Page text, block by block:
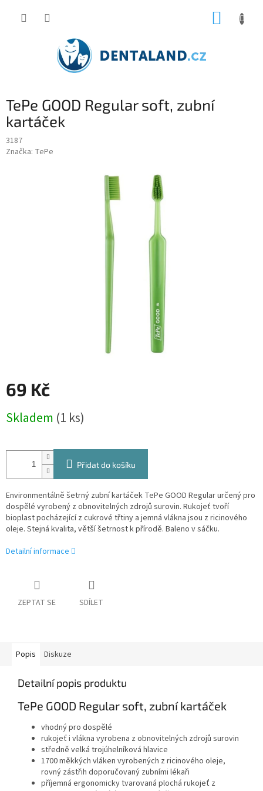
TePe GOOD Regular soft, zubní
kartáček
3187
Značka: TePe
69 Kč
cena:
Skladem (1 ks)
Přidat do košíku
Environmentálně šetrný zubní kartáček TePe GOOD Regular určený pro
dospělé vyrobený z obnovitelných zdrojů surovin. Rukojeť tvoří
bioplast pocházející z cukrové třtiny a jemná vlákna jsou z ricinového
oleje. Stejná kvalita, větší šetrnost k přírodě. Baleno v sáčku.
Detailní informace
ZEPTAT SE SDÍLET
Popis Diskuze
Detailní popis produktu
TePe GOOD Regular soft, zubní kartáček
vhodný pro dospělé
rukojeť i vlákna vyrobena z obnovitelných zdrojů surovin
středně velká trojúhelníková hlavice
1700 měkkých vláken vyrobených z ricinového oleje,
rovný zástřih doporučovaný zubními lékaři
příjemná ergonomicky tvarovaná plochá rukojeť z